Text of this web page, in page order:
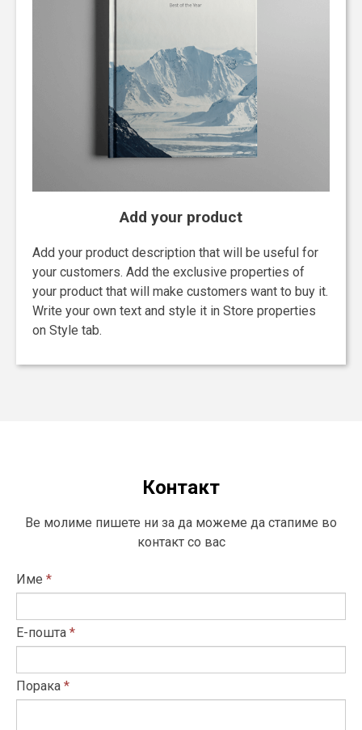
Add your product
Add your product description that will be useful for
your customers. Add the exclusive properties of
your product that will make customers want to buy it.
Write your own text and style it in Store properties
on Style tab.
Контакт
Ве молиме пишете ни за да можеме да стапиме во
контакт со вас
Име *
Е-пошта *
Порака *